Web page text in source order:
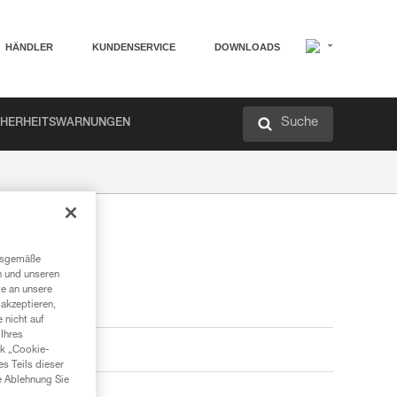
HÄNDLER KUNDENSERVICE DOWNLOADS
Suche
und unseren
an unsere
nicht auf
„Cookie-
Teils dieser
Ablehnung Sie